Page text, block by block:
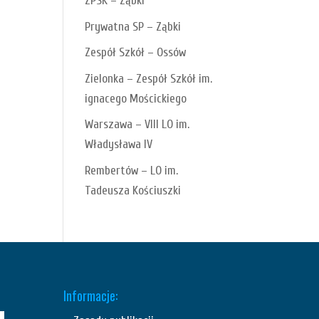
Prywatna SP – Ząbki
Zespół Szkół – Ossów
Zielonka – Zespół Szkół im.
ignacego Mościckiego
Warszawa – VIII LO im.
Władysława IV
Rembertów – LO im.
Tadeusza Kościuszki
Informacje: